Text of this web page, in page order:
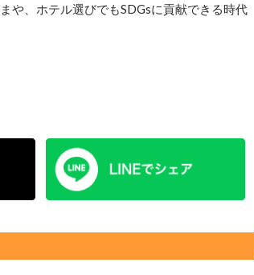
や、ホテル選びでもSDGsに貢献できる時代